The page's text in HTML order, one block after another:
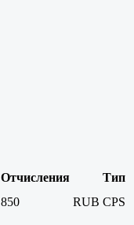
Отчисления
Тип
850 RUB CPS